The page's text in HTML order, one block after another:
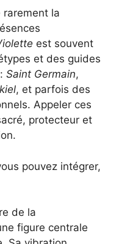
rarement la
est souvent
et des guides
Saint Germain,
, et parfois des
Appeler ces
protecteur et
pouvez intégrer,
de la
figure centrale